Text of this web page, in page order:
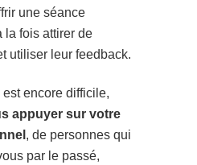
une séance
la fois attirer de
utiliser leur feedback.
encore difficile,
appuyer sur votre
, de personnes qui
par le passé,